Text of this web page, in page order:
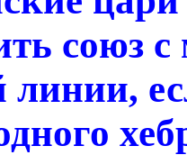
союз
линии,